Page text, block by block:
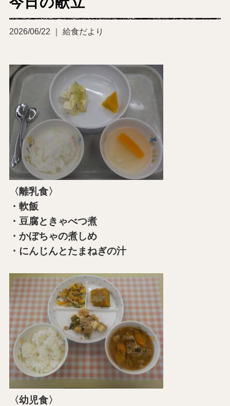
2026/06/22 ｜ 給食だより
〈離乳食〉
・軟飯
・豆腐ときゃべつ煮
・かぼちゃの煮しめ
・にんじんとたまねぎの汁
〈幼児食〉